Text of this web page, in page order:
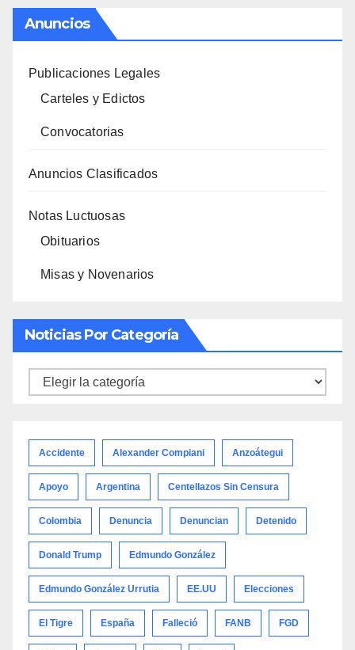
Anuncios
Publicaciones Legales
Carteles y Edictos
Convocatorias
Anuncios Clasificados
Notas Luctuosas
Obituarios
Misas y Novenarios
Noticias Por Categoría
Noticias
Accidente Alexander Compiani Anzoátegui
Apoyo Argentina Centellazos Sin Censura
Colombia Denuncia Denuncian Detenido
Donald Trump Edmundo González
Edmundo González Urrutia EE.UU Elecciones
El Tigre España Falleció FANB FGD